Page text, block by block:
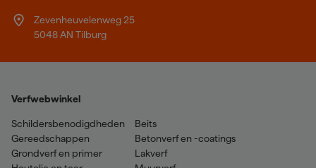
Zevenheuvelenweg 25
5048 AN Tilburg
Verfwebwinkel
Schildersbenodigdheden
Gereedschappen
Grondverf en primer
Beits
Betonverf en -coatings
Lakverf